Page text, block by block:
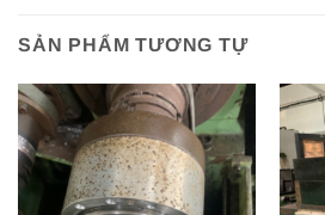
SẢN PHẨM TƯƠNG TỰ